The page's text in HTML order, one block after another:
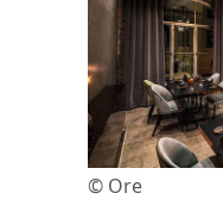
© Ore